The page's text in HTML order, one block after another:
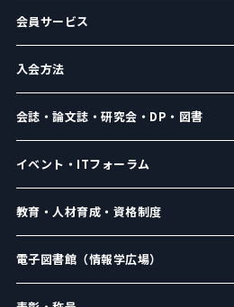
会員サービス
入会方法
会誌・論文誌・研究会・DP・図書
イベント・ITフォーラム
教育・人材育成・資格制度
電子図書館（情報学広場）